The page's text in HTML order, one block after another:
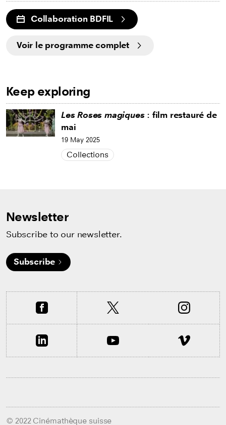
Collaboration BDFIL
Voir le programme complet
Keep exploring
Les Roses magiques: film restauré de
mai
19 May 2025
Collections
Newsletter
Subscribe to our newsletter.
Subscribe
© 2022 Cinémathèque suisse